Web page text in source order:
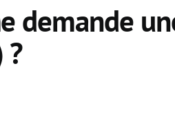
demande
?